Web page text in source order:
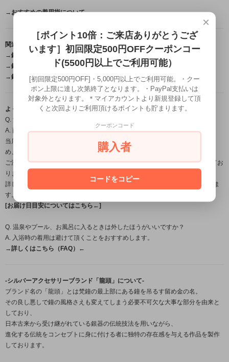
→おすすめの着用指について←
関連商品はこちら
→鎚目ペンダント/ネックレスはこちら←
→鎚目バングルはこちら←
→鎚目リングはこちら←
よくある質問（FAQ）
Q. 注文から届くまで、どのくらいの日数がかかりますか？
A. 商品によって納期は異なります。
当店の作品はすべて職人が一点ずつ手作業で製作するフルハンドメイドのた
め、
ご注文・ご入金確認後から発送までは営業日約1週間～のお時間をいただいてお
ります。
詳しいお届け時期につきましては、ご注文確定後にメールにてご案内いたしま
す。
[お届け日目安についてはこちら←]
Q. 温泉やプール、お風呂に入るときは外したほうがいいですか？
A. 入浴時の着用は避けて頂くことをおすすめします。
→詳しくはこちら（FAQ）←
-シルバーアクセサリーブランド「龍頭」について-
ブランド名の「龍頭」とは梵鐘の最上部にある鐘を吊るす留め金の名。
その良し悪しで鐘の風格さえも変えてしまう必要不可欠な大事な部分を由来と
しており、
日本古来から受け継がれている銀器の伝統技法を用いながら、
進化する伝統をコンセプトに身に付ける者に独特の存在感を与える作品を製作
しております。
×
［ポイント10倍：ご来店ありがとうござ
います］初回限定500円OFFクーポンコー
ド(5500円以上でご利用可能）
[初回限定500円OFF]・5,000円以上でご利用可能。・クー
ポン上限に達し次第終了となります。・PayPal支払いは
対象外となります。＊マイアカウントより新規登録して頂
くと次回よりご利用頂けるポイントも貯まります。
クーポンコード
購入者
コードをコピー